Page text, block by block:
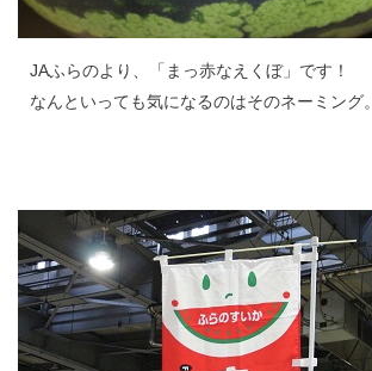
JAふらのより、「まっ赤なえくぼ」です！
なんといっても気になるのはそのネーミング。